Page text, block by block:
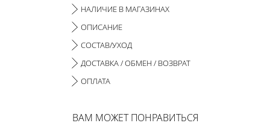
НАЛИЧИЕ В МАГАЗИНАХ
ОПИСАНИЕ
СОСТАВ/УХОД
ДОСТАВКА / ОБМЕН / ВОЗВРАТ
ОПЛАТА
ВАМ МОЖЕТ ПОНРАВИТЬСЯ